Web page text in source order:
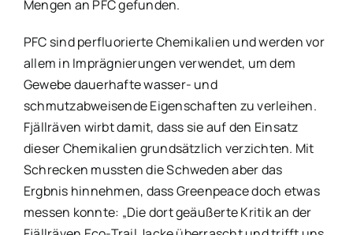
Mengen an PFC gefunden.
PFC sind perfluorierte Chemikalien und werden vor
allem in Imprägnierungen verwendet, um dem
Gewebe dauerhafte wasser- und
schmutzabweisende Eigenschaften zu verleihen.
Fjällräven wirbt damit, dass sie auf den Einsatz
dieser Chemikalien grundsätzlich verzichten. Mit
Schrecken mussten die Schweden aber das
Ergbnis hinnehmen, dass Greenpeace doch etwas
messen konnte: „Die dort geäußerte Kritik an der